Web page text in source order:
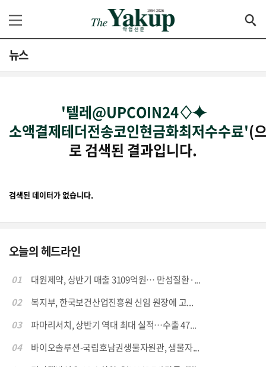
뉴스
'텔레@UPCOIN24♢⯌
소액결제테더전송코인현금화최저수수료'(
로 검색된 결과입니다.
검색된 데이터가 없습니다.
오늘의 헤드라인
01
대원제약, 상반기 매출 3109억원… 만성질환·...
02
복지부, 한국보건산업진흥원 신임 원장에 고...
03
파마리서치, 상반기 역대 최대 실적…수출 47...
04
바이오솔루션-국립호남권생물자원관, 생물자...